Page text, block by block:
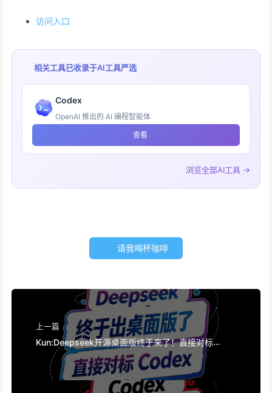
访问入口
相关工具已收录于AI工具严选
Codex
OpenAI 推出的 AI 编程智能体
查看
浏览全部AI工具 →
请我喝杯咖啡
上一篇
Kun:Deepseek开源桌面版终于来了！直接对标
Codex！